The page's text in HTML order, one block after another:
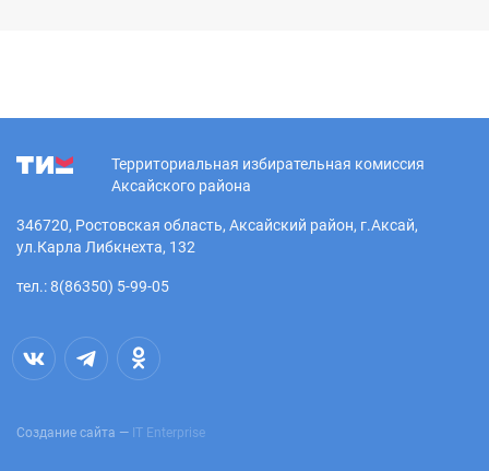
Территориальная избирательная комиссия
Аксайского района
346720, Ростовская область, Аксайский район, г.Аксай,
ул.Карла Либкнехта, 132
тел.: 8(86350) 5-99-05
Создание сайта — IT Enterprise